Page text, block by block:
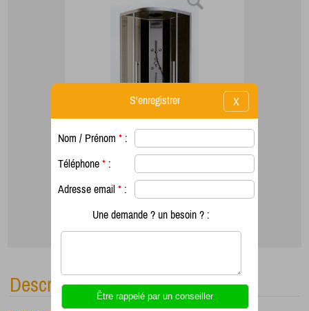
Description
X
S'enregistrer
Nom / Prénom * :
Téléphone * :
Adresse email * :
Une demande ? un besoin ? :